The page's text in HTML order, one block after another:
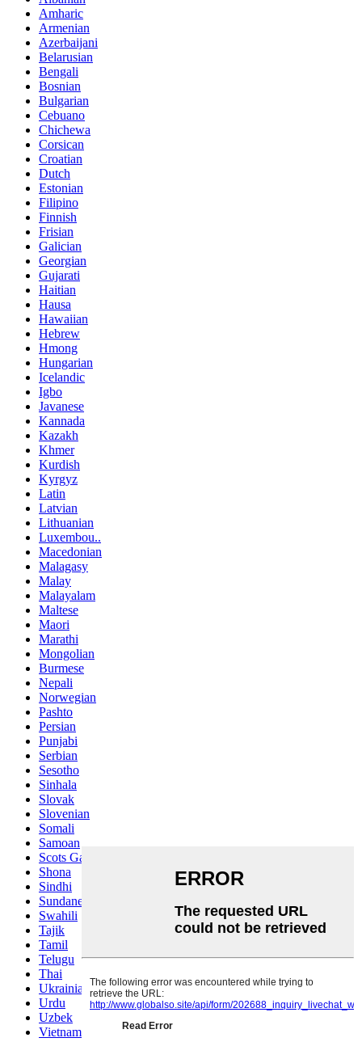
Amharic
Armenian
Azerbaijani
Belarusian
Bengali
Bosnian
Bulgarian
Cebuano
Chichewa
Corsican
Croatian
Dutch
Estonian
Filipino
Finnish
Frisian
Galician
Georgian
Gujarati
Haitian
Hausa
Hawaiian
Hebrew
Hmong
Hungarian
Icelandic
Igbo
Javanese
Kannada
Kazakh
Khmer
Kurdish
Kyrgyz
Latin
Latvian
Lithuanian
Luxembou..
Macedonian
Malagasy
Malay
Malayalam
Maltese
Maori
Marathi
Mongolian
Burmese
Nepali
Norwegian
Pashto
Persian
Punjabi
Serbian
Sesotho
Sinhala
Slovak
Slovenian
Somali
Samoan
Scots Gaelic
Shona
Sindhi
Sundanese
Swahili
Tajik
Tamil
Telugu
Thai
Ukrainian
Urdu
Uzbek
Vietnamese